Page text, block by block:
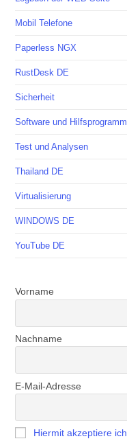
Mobil Telefone
Paperless NGX
RustDesk DE
Sicherheit
Software und
Test und Analysen
Thailand DE
Virtualisierung
WINDOWS DE
YouTube DE
Vorname
Nachname
E-Mail-Adresse
Hiermit akzeptiere